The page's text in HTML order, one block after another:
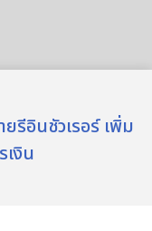
รีอินชัวเรอร์ เพิ่ม
งิน